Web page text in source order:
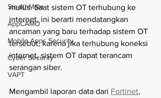
StealthMole
AppCAMO
Mobile Apps Security
Cyber Security
VAPT
mulus. Saat sistem OT terhubung ke
internet, ini berarti mendatangkan
ancaman yang baru terhadap sistem OT
tersebut, karena jika terhubung koneksi
internet, sistem OT dapat terancam
serangan siber.
Mengambil laporan data dari Fortinet,